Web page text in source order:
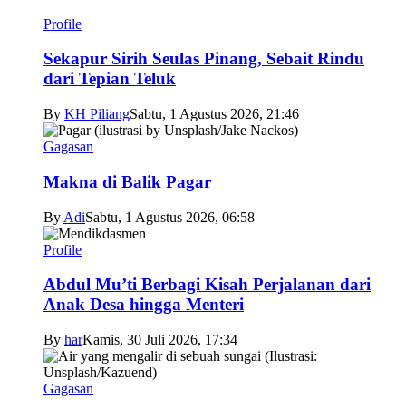
Profile
Sekapur Sirih Seulas Pinang, Sebait Rindu
dari Tepian Teluk
By KH PiliangSabtu, 1 Agustus 2026, 21:46
Gagasan
Makna di Balik Pagar
By AdiSabtu, 1 Agustus 2026, 06:58
Profile
Abdul Mu’ti Berbagi Kisah Perjalanan dari
Anak Desa hingga Menteri
By harKamis, 30 Juli 2026, 17:34
Gagasan